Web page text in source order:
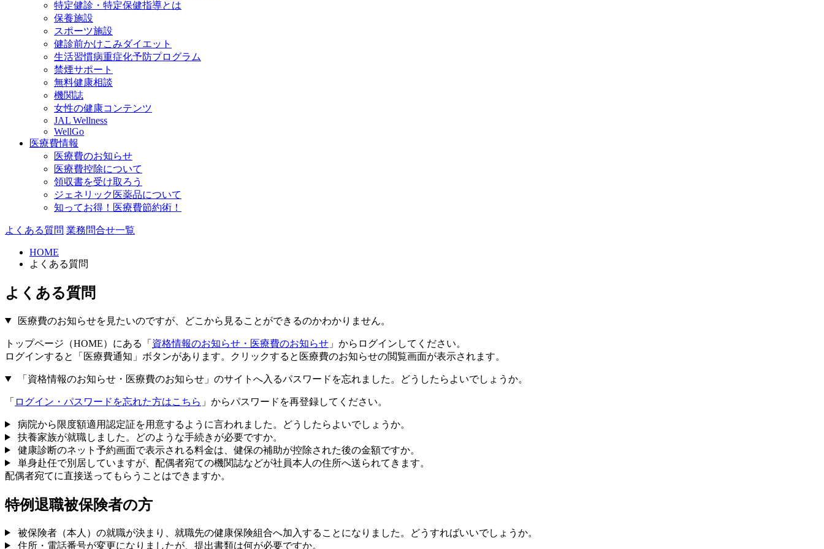
特定健診・特定保健指導とは
保養施設
スポーツ施設
健診前かけこみダイエット
生活習慣病重症化予防プログラム
禁煙サポート
無料健康相談
機関誌
女性の健康コンテンツ
JAL Wellness
WellGo
医療費情報
医療費のお知らせ
医療費控除について
領収書を受け取ろう
ジェネリック医薬品について
知ってお得！医療費節約術！
よくある質問 業務問合せ一覧
HOME
よくある質問
よくある質問
医療費のお知らせを見たいのですが、どこから見ることができるのかわかりません。
トップページ（HOME）にある「 資格情報のお知らせ・医療費のお知らせ 」からログインしてください。
ログインすると「医療費通知」ボタンがあります。クリックすると医療費のお知らせの閲覧画面が表示されます。
「資格情報のお知らせ・医療費のお知らせ」のサイトへ入るパスワードを忘れました。どうしたらよいでしょうか。
「 ログイン・パスワードを忘れた方はこちら 」からパスワードを再登録してください。
病院から限度額適用認定証を用意するように言われました。どうしたらよいでしょうか。
扶養家族が就職しました。どのような手続きが必要ですか。
健康診断のネット予約画面で表示される料金は、健保の補助が控除された後の金額ですか。
単身赴任で別居していますが、配偶者宛ての機関誌などが社員本人の住所へ送られてきます。
配偶者宛てに直接送ってもらうことはできますか。
特例退職被保険者の方
被保険者（本人）の就職が決まり、就職先の健康保険組合へ加入することになりました。どうすればいいでしょうか。
住所・電話番号が変更になりましたが、提出書類は何が必要ですか。